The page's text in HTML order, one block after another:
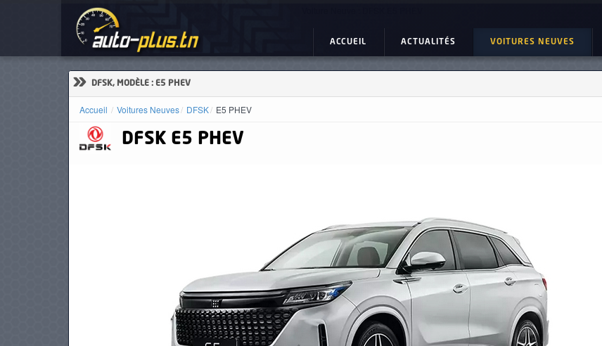
ACCUEIL ACTUALITÉS VOITURES NEUVES
» DFSK, MODÈLE : E5 PHEV
Accueil Voitures Neuves DFSK E5 PHEV
DFSK E5 PHEV
ACTUALITÉS